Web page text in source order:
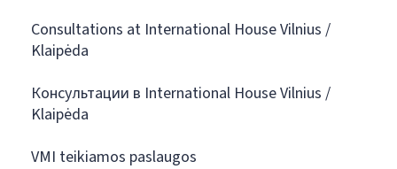
Consultations at International House Vilnius /
Klaipėda
Консультации в International House Vilnius /
Klaipėda
VMI teikiamos paslaugos